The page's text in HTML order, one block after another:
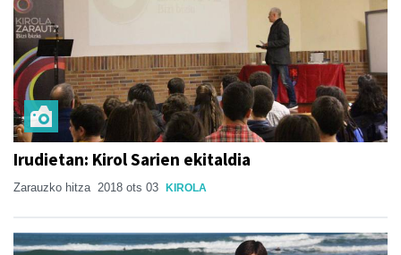
Irudietan: Kirol Sarien ekitaldia
Zarauzko hitza 2018 ots 03 KIROLA